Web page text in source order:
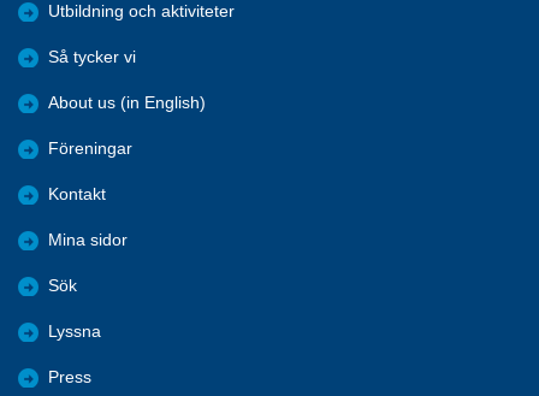
Utbildning och aktiviteter
Så tycker vi
About us (in English)
Föreningar
Kontakt
Mina sidor
Sök
Lyssna
Press